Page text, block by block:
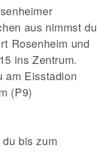
aus nimmst du
Rosenheim und
ins Zentrum.
am Eisstadion
(P9)
bis zum